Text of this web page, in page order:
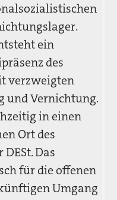
ein
des
verzweigten
und Vernichtung.
in einen
Ort des
Das
für die offenen
Umgang